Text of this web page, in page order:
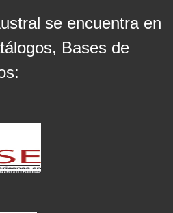
se encuentra en
Bases de